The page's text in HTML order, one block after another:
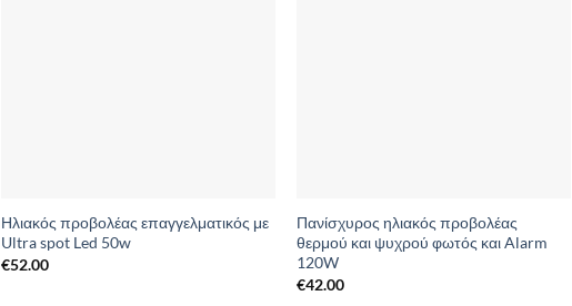
Ηλιακός προβολέας επαγγελματικός με
Ultra spot Led 50w
€52.00
Πανίσχυρος ηλιακός προβολέας
θερμού και ψυχρού φωτός και Alarm
120W
€42.00